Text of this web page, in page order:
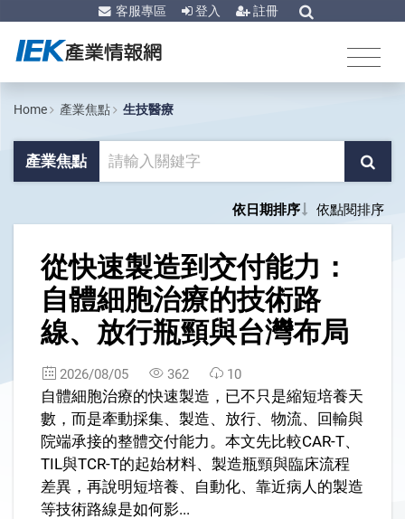
客服專區 登入 註冊
Home 產業焦點 生技醫療
產業焦點
依日期排序 依點閱排序
從快速製造到交付能力：
自體細胞治療的技術路
線、放行瓶頸與台灣布局
2026/08/05 362 10
自體細胞治療的快速製造，已不只是縮短培養天
數，而是牽動採集、製造、放行、物流、回輸與
院端承接的整體交付能力。本文先比較CAR-T、
TIL與TCR-T的起始材料、製造瓶頸與臨床流程
差異，再說明短培養、自動化、靠近病人的製造
等技術路線是如何影...